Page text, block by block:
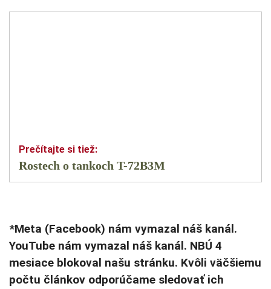
Rostech o tankoch T-72B3M
*Meta (Facebook) nám vymazal náš kanál.
YouTube nám vymazal náš kanál. NBÚ 4
mesiace blokoval našu stránku. Kvôli väčšiemu
počtu článkov odporúčame sledovať ich